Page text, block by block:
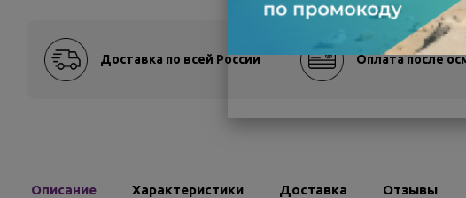
Доставка по всей России Оплата после
Описание Характеристики Доставка Отзывы